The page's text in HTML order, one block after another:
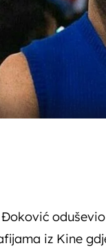
iz Kine